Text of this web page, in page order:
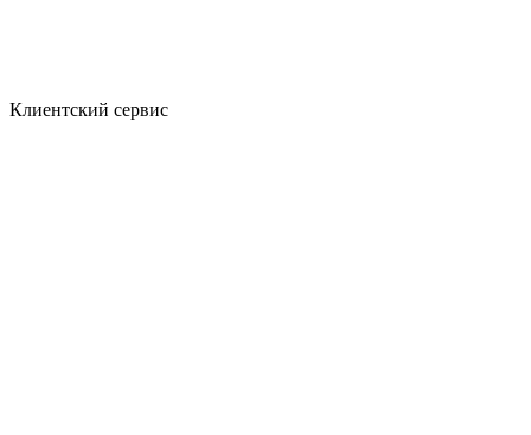
Клиентский сервис